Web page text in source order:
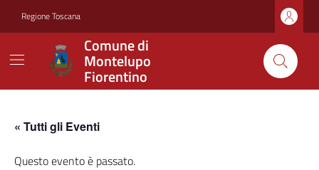
Regione Toscana
Comune di
Montelupo
Fiorentino
« Tutti gli Eventi
Questo evento è passato.